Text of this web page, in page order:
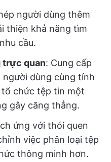
người dùng thêm
thiện khả năng tìm
cầu.
trực quan: Cung cấp
dùng cùng tính
tổ chức tệp tin một
gây căng thẳng.
ứng với thói quen
việc phân loại tệp
thông minh hơn.